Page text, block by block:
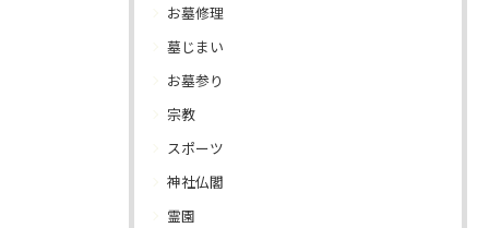
お墓修理
墓じまい
お墓参り
宗教
スポーツ
神社仏閣
霊園